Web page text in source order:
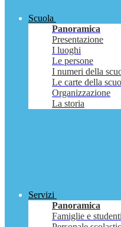
Scuola
Panoramica
Presentazione
I luoghi
Le persone
I numeri della
Le carte della
Organizzazione
La storia
Servizi
Panoramica
Famiglie e studenti